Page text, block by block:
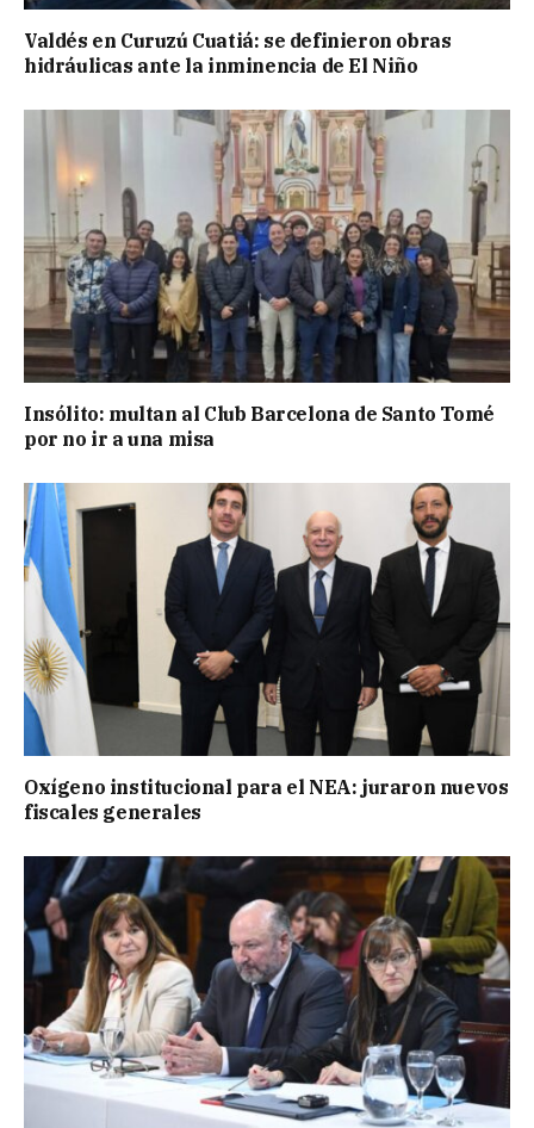
Valdés en Curuzú Cuatiá: se definieron obras
hidráulicas ante la inminencia de El Niño
Insólito: multan al Club Barcelona de Santo Tomé
por no ir a una misa
Oxígeno institucional para el NEA: juraron nuevos
fiscales generales